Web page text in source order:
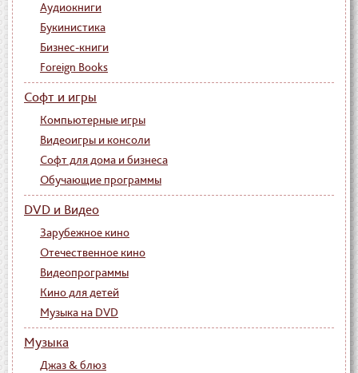
Аудиокниги
Букинистика
Бизнес-книги
Foreign Books
Софт и игры
Компьютерные игры
Видеоигры и консоли
Софт для дома и бизнеса
Обучающие программы
DVD и Видео
Зарубежное кино
Отечественное кино
Видеопрограммы
Кино для детей
Музыка на DVD
Музыка
Джаз & блюз